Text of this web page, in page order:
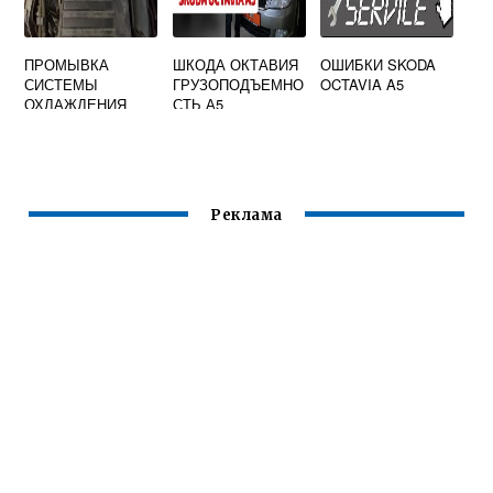
ПРОМЫВКА
СИСТЕМЫ
ОХЛАЖДЕНИЯ
ШКОДА ОКТАВИЯ
ГРУЗОПОДЪЕМНО
СТЬ А5
ОШИБКИ SKODA
OCTAVIA A5
Реклама